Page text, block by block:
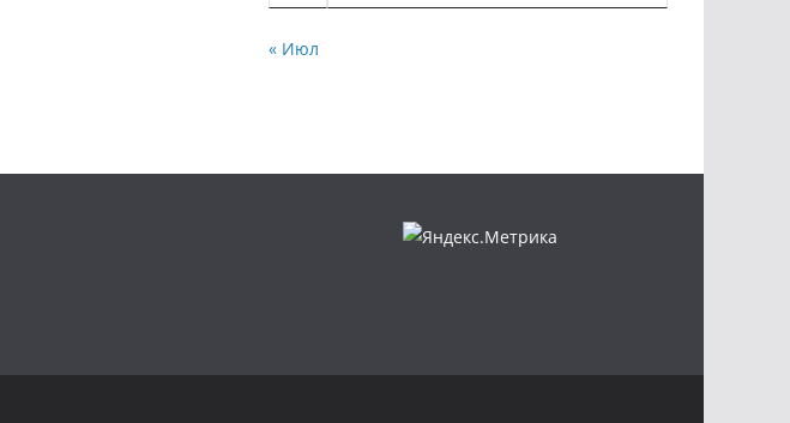
« Июл